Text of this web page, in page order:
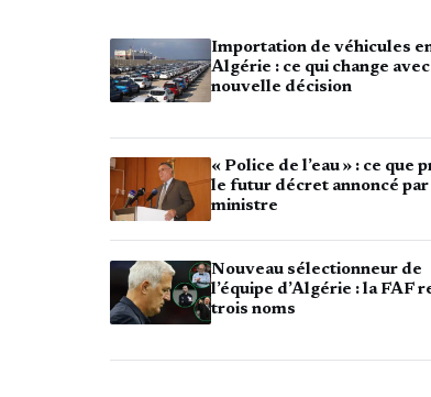
Importation de véhicules
Algérie : ce qui change
nouvelle décision
« Police de l’eau » : ce que
le futur décret annoncé par
ministre
Nouveau sélectionneur de
l’équipe d’Algérie : la FAF
trois noms